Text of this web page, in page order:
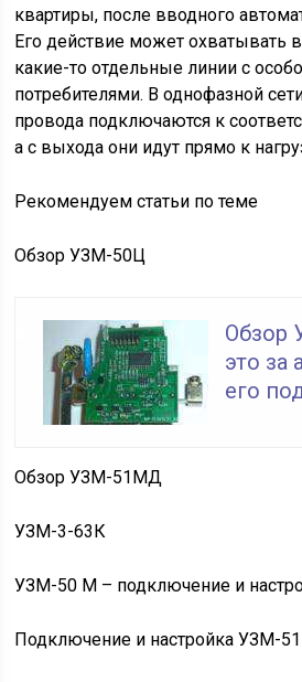
квартиры, после вводного
Его действие может охватывать
какие-то отдельные линии с
потребителями. В однофазной
провода подключаются к
а с выхода они идут прямо к
Рекомендуем статьи по теме
Обзор УЗМ-50Ц
Обзор
это за
его
Обзор УЗМ-51МД
УЗМ-3-63К
УЗМ-50 М – подключение и
Подключение и настройка УЗМ-